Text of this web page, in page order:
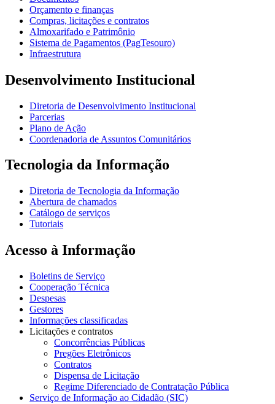
Orçamento e finanças
Compras, licitações e contratos
Almoxarifado e Patrimônio
Sistema de Pagamentos (PagTesouro)
Infraestrutura
Desenvolvimento Institucional
Diretoria de Desenvolvimento Institucional
Parcerias
Plano de Ação
Coordenadoria de Assuntos Comunitários
Tecnologia da Informação
Diretoria de Tecnologia da Informação
Abertura de chamados
Catálogo de serviços
Tutoriais
Acesso à Informação
Boletins de Serviço
Cooperação Técnica
Despesas
Gestores
Informações classificadas
Licitações e contratos
Concorrências Públicas
Pregões Eletrônicos
Contratos
Dispensa de Licitação
Regime Diferenciado de Contratação Pública
Serviço de Informação ao Cidadão (SIC)